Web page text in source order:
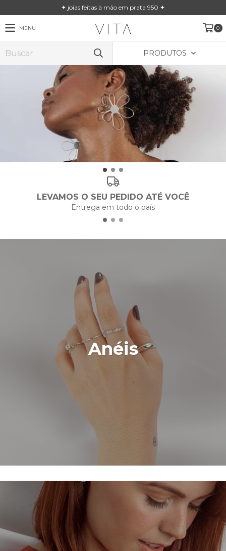
✦ joias feitas à mão em prata 950 ✦
MENU 0
PRODUTOS
LEVAMOS O SEU PEDIDO ATÉ VOCÊ
Entrega em todo o país
Anéis